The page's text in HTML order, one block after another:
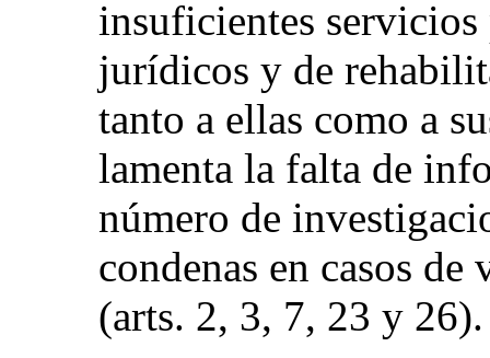
insuficientes
jurídicos y de
tanto a ellas como a
lamenta la falta de
número de
condenas en casos
(arts. 2, 3, 7, 23 y 26).